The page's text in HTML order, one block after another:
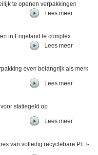
te openen verpakkingen
Lees meer
in Engeland te complex
Lees meer
even belangrijk als merk
Lees meer
statiegeld op
Lees meer
van volledig recyclebare PET-